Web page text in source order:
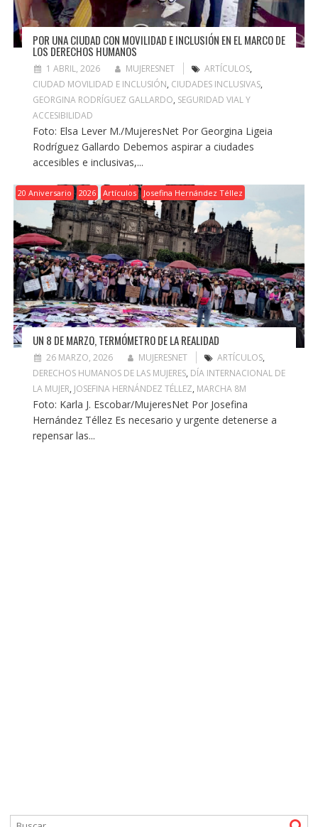
POR UNA CIUDAD CON MOVILIDAD E INCLUSIÓN EN EL MARCO DE
LOS DERECHOS HUMANOS
1 ABRIL, 2026 MUJERESNET ARTÍCULOS,
CIUDAD MOVILIDAD E INCLUSIÓN, CIUDADES INCLUSIVAS,
GEORGINA RODRÍGUEZ GALLARDO, SEGURIDAD VIAL Y
ACCESIBILIDAD
Foto: Elsa Lever M./MujeresNet Por Georgina Ligeia
Rodríguez Gallardo Debemos aspirar a ciudades
accesibles e inclusivas,...
20 Aniversario 2026 Artículos Josefina Hernández Téllez
UN 8 DE MARZO, TERMÓMETRO DE LA REALIDAD
26 MARZO, 2026 MUJERESNET ARTÍCULOS,
DERECHOS HUMANOS DE LAS MUJERES, DÍA INTERNACIONAL DE
LA MUJER, JOSEFINA HERNÁNDEZ TÉLLEZ, MARCHA 8M
Foto: Karla J. Escobar/MujeresNet Por Josefina
Hernández Téllez Es necesario y urgente detenerse a
repensar las...